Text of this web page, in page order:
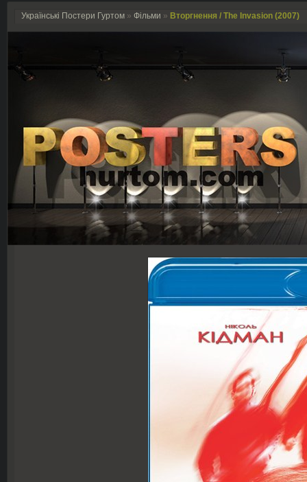
Українські Постери Гуртом » Фільми » Вторгнення / The Invasion (2007)